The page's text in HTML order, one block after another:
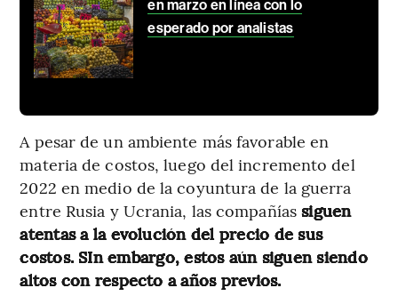
en marzo en línea con lo
esperado por analistas
A pesar de un ambiente más favorable en
materia de costos, luego del incremento del
2022 en medio de la coyuntura de la guerra
entre Rusia y Ucrania, las compañíassiguen
atentas a la evolución del precio de sus
costos. SIn embargo, estos aún siguen siendo
altos con respecto a años previos.